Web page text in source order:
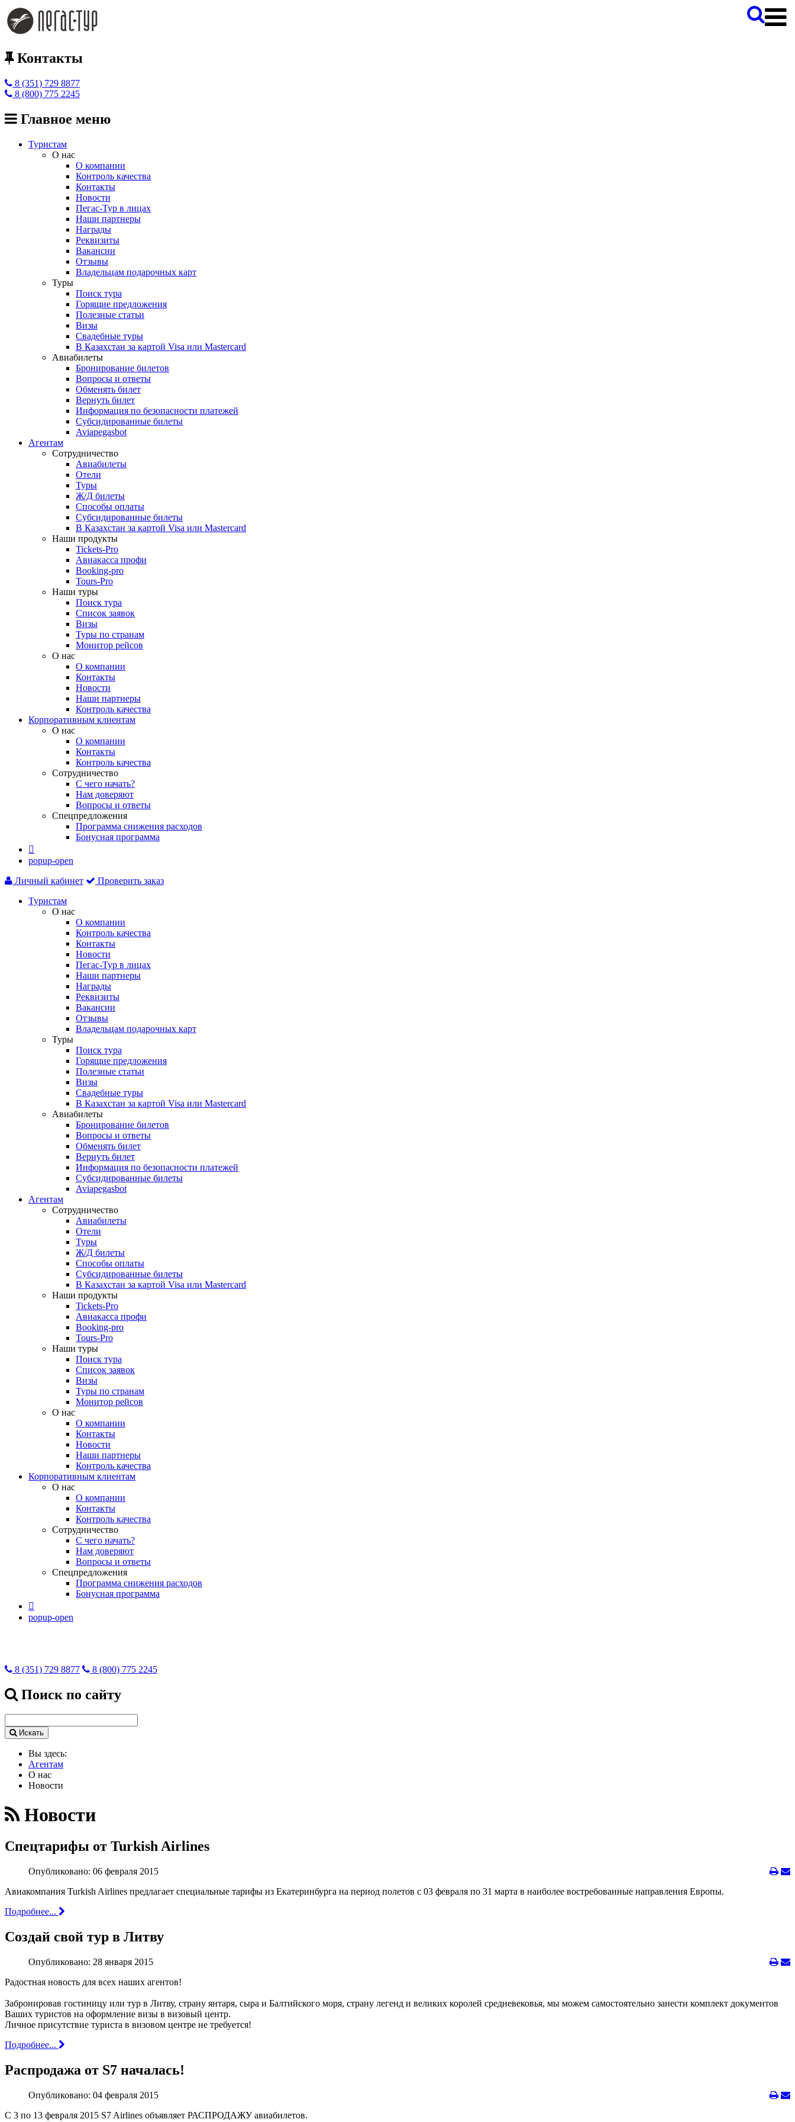
Контакты
8 (351) 729 8877
8 (800) 775 2245
Главное меню
Туристам
О нас
О компании
Контроль качества
Контакты
Новости
Пегас-Тур в лицах
Наши партнеры
Награды
Реквизиты
Вакансии
Отзывы
Владельцам подарочных карт
Туры
Поиск тура
Горящие предложения
Полезные статьи
Визы
Свадебные туры
В Казахстан за картой Visa или Masterсard
Авиабилеты
Бронирование билетов
Вопросы и ответы
Обменять билет
Вернуть билет
Информация по безопасности платежей
Субсидированные билеты
Aviapegasbot
Агентам
Сотрудничество
Авиабилеты
Отели
Туры
Ж/Д билеты
Способы оплаты
Субсидированные билеты
В Казахстан за картой Visa или Masterсard
Наши продукты
Tickets-Pro
Авиакасса профи
Booking-pro
Tours-Pro
Наши туры
Поиск тура
Список заявок
Визы
Туры по странам
Монитор рейсов
О нас
О компании
Контакты
Новости
Наши партнеры
Контроль качества
Корпоративным клиентам
О нас
О компании
Контакты
Контроль качества
Сотрудничество
С чего начать?
Нам доверяют
Вопросы и ответы
Спецпредложения
Программа снижения расходов
Бонусная программа

popup-open
Личный кабинет
Проверить заказ
Туристам
О нас
О компании
Контроль качества
Контакты
Новости
Пегас-Тур в лицах
Наши партнеры
Награды
Реквизиты
Вакансии
Отзывы
Владельцам подарочных карт
Туры
Поиск тура
Горящие предложения
Полезные статьи
Визы
Свадебные туры
В Казахстан за картой Visa или Masterсard
Авиабилеты
Бронирование билетов
Вопросы и ответы
Обменять билет
Вернуть билет
Информация по безопасности платежей
Субсидированные билеты
Aviapegasbot
Агентам
Сотрудничество
Авиабилеты
Отели
Туры
Ж/Д билеты
Способы оплаты
Субсидированные билеты
В Казахстан за картой Visa или Masterсard
Наши продукты
Tickets-Pro
Авиакасса профи
Booking-pro
Tours-Pro
Наши туры
Поиск тура
Список заявок
Визы
Туры по странам
Монитор рейсов
О нас
О компании
Контакты
Новости
Наши партнеры
Контроль качества
Корпоративным клиентам
О нас
О компании
Контакты
Контроль качества
Сотрудничество
С чего начать?
Нам доверяют
Вопросы и ответы
Спецпредложения
Программа снижения расходов
Бонусная программа

popup-open
8 (351) 729 8877 8 (800) 775 2245
Поиск по сайту
Искать
Вы здесь:
Агентам
О нас
Новости
Новости
Спецтарифы от Turkish Airlines
Опубликовано: 06 февраля 2015
Авиакомпания Turkish Airlines предлагает специальные тарифы из Екатеринбурга на период полетов с 03 февраля по 31 марта в наиболее востребованные направления Европы.
Подробнее...
Создай свой тур в Литву
Опубликовано: 28 января 2015
Радостная новость для всех наших агентов!
Забронировав гостиницу или тур в Литву, страну янтаря, сыра и Балтийского моря, страну легенд и великих королей средневековья, мы можем самостоятельно занести комплект документов
Ваших туристов на оформление визы в визовый центр.
Личное присутствие туриста в визовом центре не требуется!
Подробнее...
Распродажа от S7 началась!
Опубликовано: 04 февраля 2015
С 3 по 13 февраля 2015 S7 Airlines объявляет РАСПРОДАЖУ авиабилетов.